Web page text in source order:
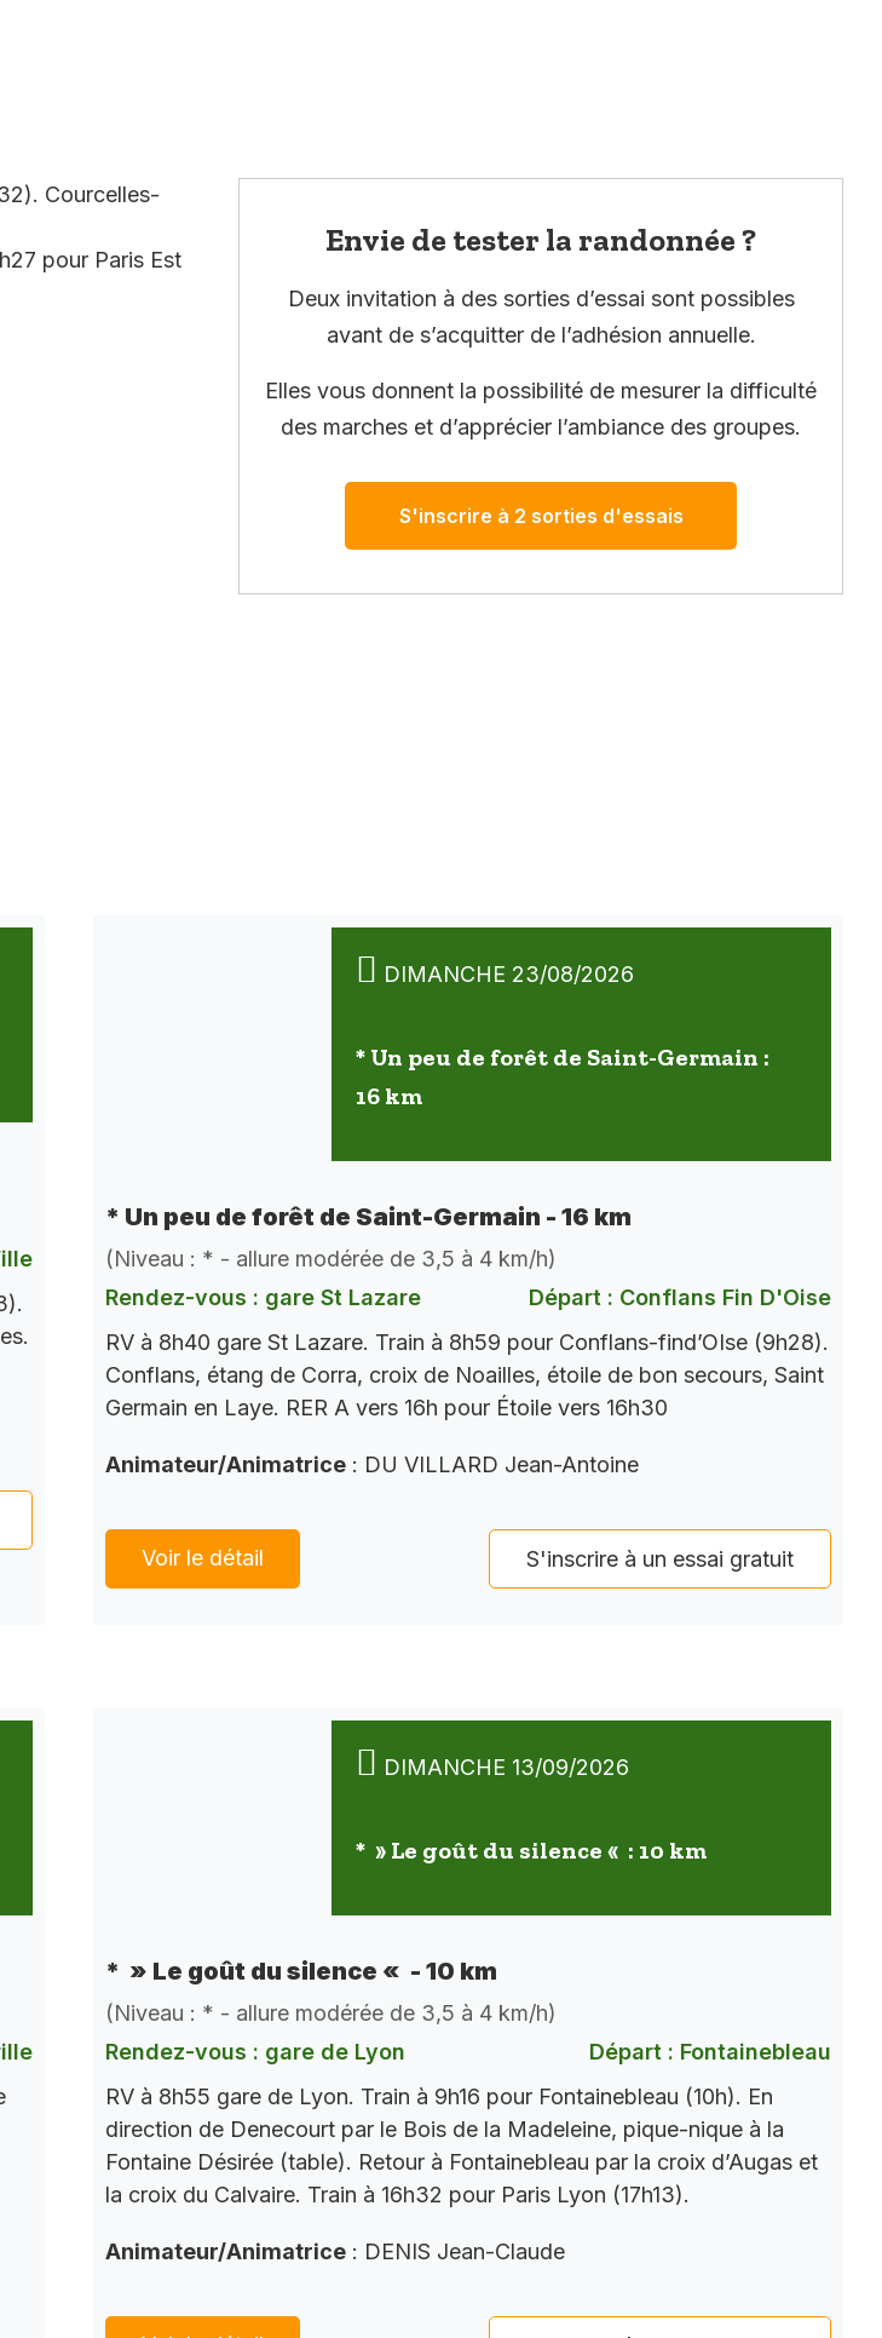
Courcelles-
pour Paris Est
Envie de tester la randonnée ?
Deux invitation à des sorties d’essai sont possibles
avant de s’acquitter de l’adhésion annuelle.
Elles vous donnent la possibilité de mesurer la difficulté
des marches et d’apprécier l’ambiance des groupes.
S'inscrire à 2 sorties d'essais
DIMANCHE 23/08/2026
* Un peu de forêt de Saint-Germain :
16 km
* Un peu de forêt de Saint-Germain - 16 km
(Niveau : * - allure modérée de 3,5 à 4 km/h)
Rendez-vous : gare St Lazare
Départ : Conflans Fin D'Oise
RV à 8h40 gare St Lazare. Train à 8h59 pour Conflans-find’OIse (9h28).
Conflans, étang de Corra, croix de Noailles, étoile de bon secours, Saint
Germain en Laye. RER A vers 16h pour Étoile vers 16h30
Animateur/Animatrice : DU VILLARD Jean-Antoine
Voir le détail S'inscrire à un essai gratuit
DIMANCHE 13/09/2026
* » Le goût du silence « : 10 km
* » Le goût du silence « - 10 km
(Niveau : * - allure modérée de 3,5 à 4 km/h)
Rendez-vous : gare de Lyon
Départ : Fontainebleau
RV à 8h55 gare de Lyon. Train à 9h16 pour Fontainebleau (10h). En
direction de Denecourt par le Bois de la Madeleine, pique-nique à la
Fontaine Désirée (table). Retour à Fontainebleau par la croix d’Augas et
la croix du Calvaire. Train à 16h32 pour Paris Lyon (17h13).
Animateur/Animatrice : DENIS Jean-Claude